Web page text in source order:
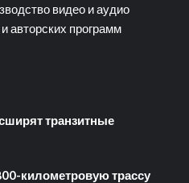
видео и аудио
авторских программ
транзитные
километровую трассу